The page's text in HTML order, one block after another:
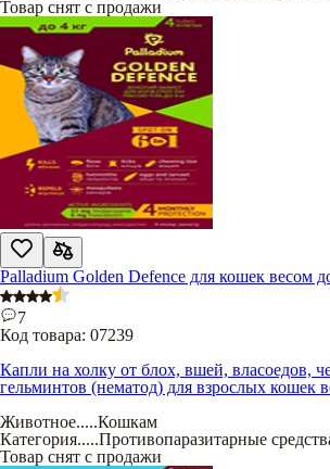
Товар снят с продажи
Palladium Golden Defence для кошек весом
7
Код товара: 07239
Капли на холку от блох, вшей, власоедов,
гельминтов (нематод) для взрослых кошек
Животное.....Кошкам
Категория.....Противопаразитарные
Товар снят с продажи